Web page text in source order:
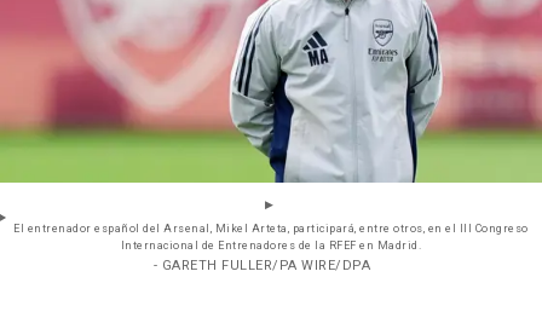
El entrenador español del Arsenal, Mikel Arteta, participará, entre otros, en el III Congreso
Internacional de Entrenadores de la RFEF en Madrid.
- GARETH FULLER/PA WIRE/DPA